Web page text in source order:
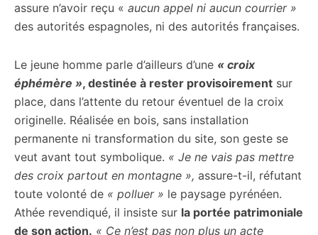
assure n’avoir reçu « aucun appel ni aucun courrier »
des autorités espagnoles, ni des autorités françaises.
Le jeune homme parle d’ailleurs d’une « croix
éphémère », destinée à rester provisoirement sur
place, dans l’attente du retour éventuel de la croix
originelle. Réalisée en bois, sans installation
permanente ni transformation du site, son geste se
veut avant tout symbolique. « Je ne vais pas mettre
des croix partout en montagne », assure-t-il, réfutant
toute volonté de « polluer » le paysage pyrénéen.
Athée revendiqué, il insiste sur la portée patrimoniale
de son action. « Ce n’est pas non plus un acte